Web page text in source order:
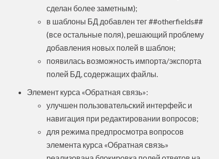
сделан более заметным);
в шаблоны БД добавлен тег ##otherfields##
(все остальные поля), решающий проблему
добавления новых полей в шаблон;
появилась возможность импорта/экспорта
полей БД, содержащих файлы.
Элемент курса «Обратная связь»:
улучшен пользовательский интерфейс и
навигация при редактировании вопросов;
для режима предпросмотра вопросов
элемента курса «Обратная связь»